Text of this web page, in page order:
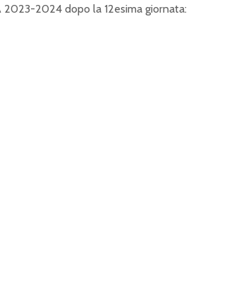
2024 dopo la 12esima giornata: